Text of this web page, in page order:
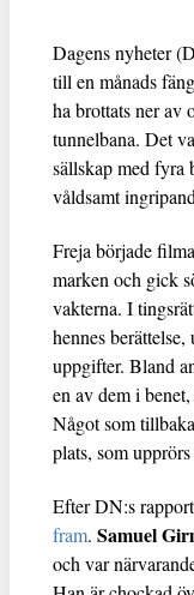
Dagens nyheter
till en månads
ha brottats ner av
tunnelbana. Det
sällskap med fyra
våldsamt
Freja började
marken och gick
vakterna. I
hennes
uppgifter. Bland
en av dem i
Något som
plats, som
Efter DN:s
fram. Samuel
och var